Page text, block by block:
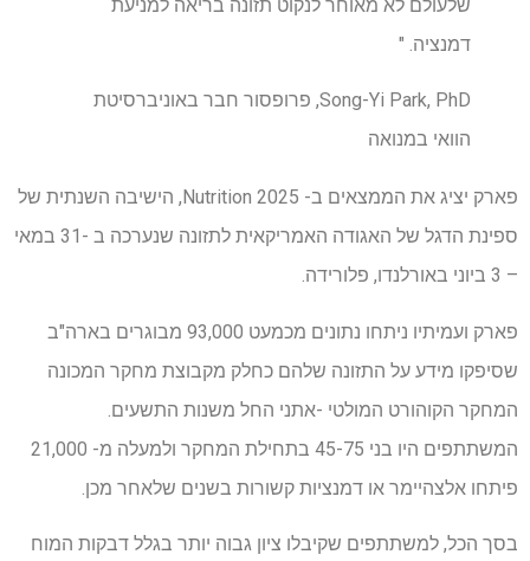
שלעולם לא מאוחר לנקוט תזונה בריאה למניעת
דמנציה. "
Song-Yi Park, PhD, פרופסור חבר באוניברסיטת
הוואי במנואה
פארק יציג את הממצאים ב- Nutrition 2025, הישיבה השנתית של
ספינת הדגל של האגודה האמריקאית לתזונה שנערכה ב -31 במאי
– 3 ביוני באורלנדו, פלורידה.
פארק ועמיתיו ניתחו נתונים מכמעט 93,000 מבוגרים בארה"ב
שסיפקו מידע על התזונה שלהם כחלק מקבוצת מחקר המכונה
המחקר הקוהורט המולטי -אתני החל משנות התשעים.
המשתתפים היו בני 45-75 בתחילת המחקר ולמעלה מ- 21,000
פיתחו אלצהיימר או דמנציות קשורות בשנים שלאחר מכן.
בסך הכל, למשתתפים שקיבלו ציון גבוה יותר בגלל דבקות המוח